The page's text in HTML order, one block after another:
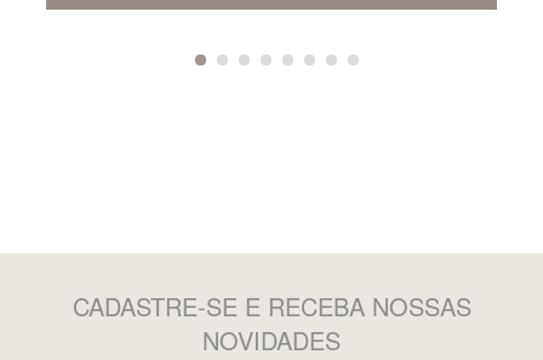
CADASTRE-SE E RECEBA NOSSAS
NOVIDADES